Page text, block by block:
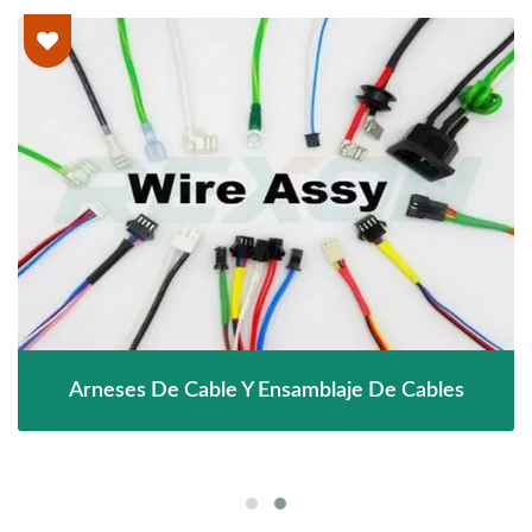
Arneses De Cable Y Ensamblaje De Cables